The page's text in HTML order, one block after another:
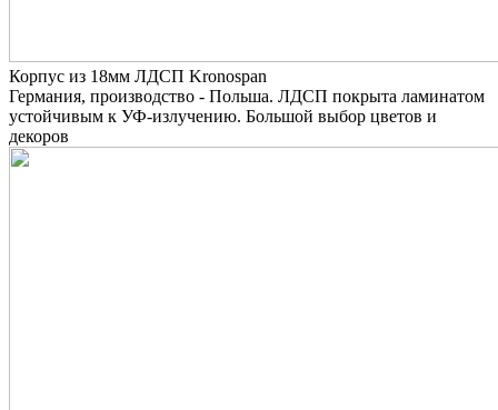
Корпус из 18мм ЛДСП Kronospan
Германия, производство - Польша. ЛДСП покрыта ламинатом
устойчивым к УФ-излучению. Большой выбор цветов и
декоров